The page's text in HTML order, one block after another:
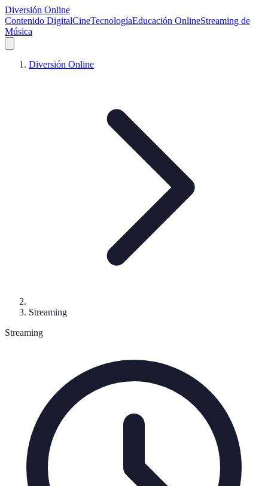
Diversión Online
Contenido DigitalCineTecnologíaEducación OnlineStreaming de
Música
Diversión Online
Streaming
Streaming